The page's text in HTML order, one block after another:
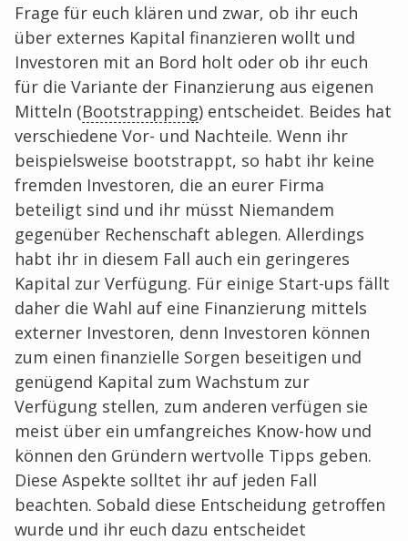
Frage für euch klären und zwar, ob ihr euch
über externes Kapital finanzieren wollt und
Investoren mit an Bord holt oder ob ihr euch
für die Variante der Finanzierung aus eigenen
Mitteln (Bootstrapping) entscheidet. Beides hat
verschiedene Vor- und Nachteile. Wenn ihr
beispielsweise bootstrappt, so habt ihr keine
fremden Investoren, die an eurer Firma
beteiligt sind und ihr müsst Niemandem
gegenüber Rechenschaft ablegen. Allerdings
habt ihr in diesem Fall auch ein geringeres
Kapital zur Verfügung. Für einige Start-ups fällt
daher die Wahl auf eine Finanzierung mittels
externer Investoren, denn Investoren können
zum einen finanzielle Sorgen beseitigen und
genügend Kapital zum Wachstum zur
Verfügung stellen, zum anderen verfügen sie
meist über ein umfangreiches Know-how und
können den Gründern wertvolle Tipps geben.
Diese Aspekte solltet ihr auf jeden Fall
beachten. Sobald diese Entscheidung getroffen
wurde und ihr euch dazu entscheidet